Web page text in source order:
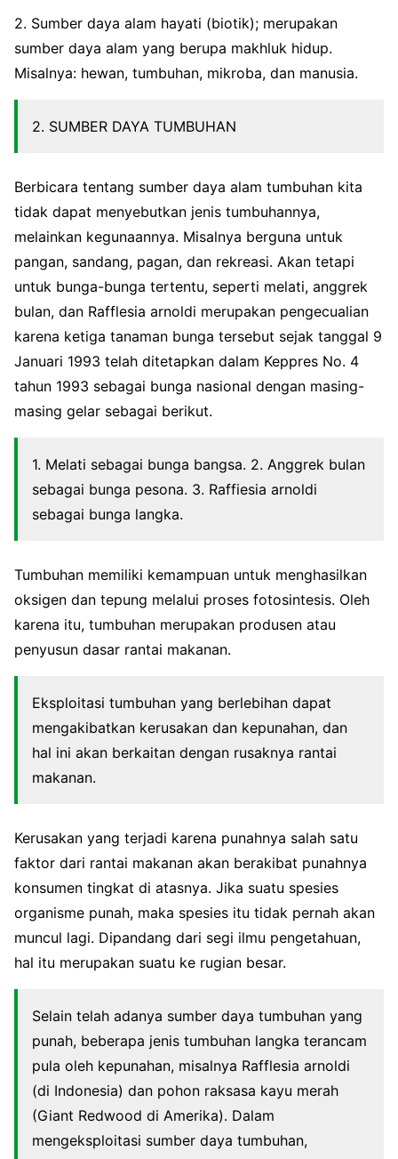
2. Sumber daya alam hayati (biotik); merupakan
sumber daya alam yang berupa makhluk hidup.
Misalnya: hewan, tumbuhan, mikroba, dan manusia.
2. SUMBER DAYA TUMBUHAN
Berbicara tentang sumber daya alam tumbuhan kita
tidak dapat menyebutkan jenis tumbuhannya,
melainkan kegunaannya. Misalnya berguna untuk
pangan, sandang, pagan, dan rekreasi. Akan tetapi
untuk bunga-bunga tertentu, seperti melati, anggrek
bulan, dan Rafflesia arnoldi merupakan pengecualian
karena ketiga tanaman bunga tersebut sejak tanggal 9
Januari 1993 telah ditetapkan dalam Keppres No. 4
tahun 1993 sebagai bunga nasional dengan masing-
masing gelar sebagai berikut.
1. Melati sebagai bunga bangsa. 2. Anggrek bulan
sebagai bunga pesona. 3. Raffiesia arnoldi
sebagai bunga langka.
Tumbuhan memiliki kemampuan untuk menghasilkan
oksigen dan tepung melalui proses fotosintesis. Oleh
karena itu, tumbuhan merupakan produsen atau
penyusun dasar rantai makanan.
Eksploitasi tumbuhan yang berlebihan dapat
mengakibatkan kerusakan dan kepunahan, dan
hal ini akan berkaitan dengan rusaknya rantai
makanan.
Kerusakan yang terjadi karena punahnya salah satu
faktor dari rantai makanan akan berakibat punahnya
konsumen tingkat di atasnya. Jika suatu spesies
organisme punah, maka spesies itu tidak pernah akan
muncul lagi. Dipandang dari segi ilmu pengetahuan,
hal itu merupakan suatu ke rugian besar.
Selain telah adanya sumber daya tumbuhan yang
punah, beberapa jenis tumbuhan langka terancam
pula oleh kepunahan, misalnya Rafflesia arnoldi
(di Indonesia) dan pohon raksasa kayu merah
(Giant Redwood di Amerika). Dalam
mengeksploitasi sumber daya tumbuhan,